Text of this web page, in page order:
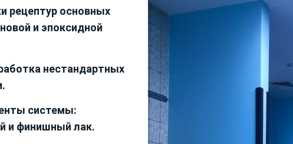
рецептур основных
и эпоксидной
нестандартных
системы:
и финишный лак.